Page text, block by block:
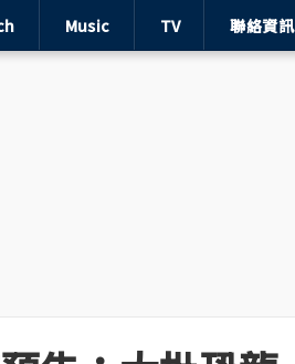
Music TV 聯絡資訊